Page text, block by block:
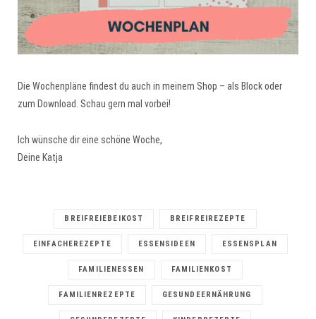
Die Wochenpläne findest du auch in meinem Shop – als Block oder
zum Download. Schau gern mal vorbei!
Ich wünsche dir eine schöne Woche,
Deine Katja
BREIFREIEBEIKOST BREIFREIREZEPTE
EINFACHEREZEPTE ESSENSIDEEN ESSENSPLAN
FAMILIENESSEN FAMILIENKOST
FAMILIENREZEPTE GESUNDEERNÄHRUNG